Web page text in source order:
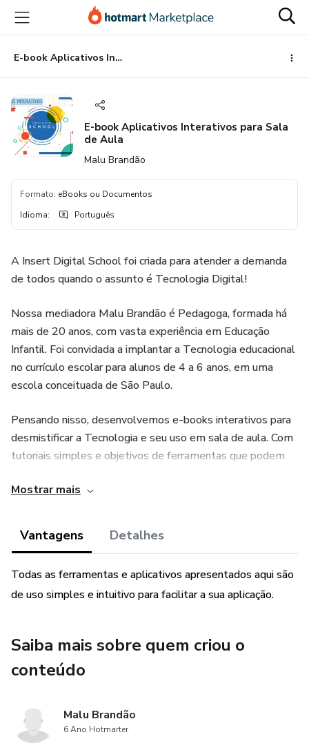
para
conteúdo
principal
para
pagamento
para
rodapé
E-book Aplicativos Interativos para Sala de Aula
E-book Aplicativos Interativos para Sala
de Aula
Malu Brandão
Formato: eBooks ou Documentos
Idioma: Português
A Insert Digital School foi criada para atender a demanda
de todos quando o assunto é Tecnologia Digital!
Nossa mediadora Malu Brandão é Pedagoga, formada há
mais de 20 anos, com vasta experiência em Educação
Infantil. Foi convidada a implantar a Tecnologia educacional
no currículo escolar para alunos de 4 a 6 anos, em uma
escola conceituada de São Paulo.
Pensando nisso, desenvolvemos e-books interativos para
desmistificar a Tecnologia e seu uso em sala de aula. Com
tutoriais simples e objetivos de ferramentas que podem
presenciais.
Mostrar mais
Vantagens Detalhes
Todas as ferramentas e aplicativos apresentados aqui são
de uso simples e intuitivo para facilitar a sua aplicação.
Saiba mais sobre quem criou o
conteúdo
Malu Brandão
6 Ano Hotmarter